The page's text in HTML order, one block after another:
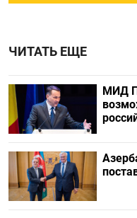
ЧИТАТЬ ЕЩЕ
МИД